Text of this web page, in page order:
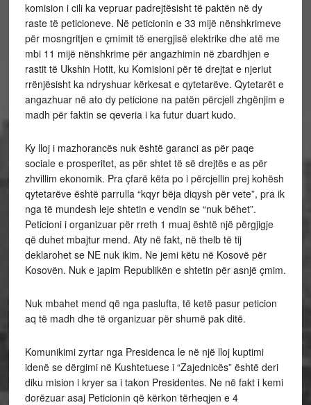
komision i cili ka vepruar padrejtësisht të paktën në dy
raste të peticioneve. Në peticionin e 33 mijë nënshkrimeve
për mosngritjen e çmimit të energjisë elektrike dhe atë me
mbi 11 mijë nënshkrime për angazhimin në zbardhjen e
rastit të Ukshin Hotit, ku Komisioni për të drejtat e njeriut
rrënjësisht ka ndryshuar kërkesat e qytetarëve. Qytetarët e
angazhuar në ato dy peticione na patën përcjell zhgënjim e
madh për faktin se qeveria i ka futur duart kudo.
Ky lloj i mazhorancës nuk është garanci as për paqe
sociale e prosperitet, as për shtet të së drejtës e as për
zhvillim ekonomik. Pra çfarë këta po i përcjellin prej kohësh
qytetarëve është parrulla “kqyr bëja diqysh për vete”, pra ik
nga të mundesh leje shtetin e vendin se “nuk bëhet”.
Peticioni i organizuar për rreth 1 muaj është një përgjigje
që duhet mbajtur mend. Aty në fakt, në thelb të tij
deklarohet se NE nuk ikim. Ne jemi këtu në Kosovë për
Kosovën. Nuk e japim Republikën e shtetin për asnjë çmim.
Nuk mbahet mend që nga paslufta, të ketë pasur peticion
aq të madh dhe të organizuar për shumë pak ditë.
Komunikimi zyrtar nga Presidenca le në një lloj kuptimi
idenë se dërgimi në Kushtetuese i “Zajednicës” është deri
diku mision i kryer sa i takon Presidentes. Ne në fakt i kemi
dorëzuar asaj Peticionin që kërkon tërheqjen e 4